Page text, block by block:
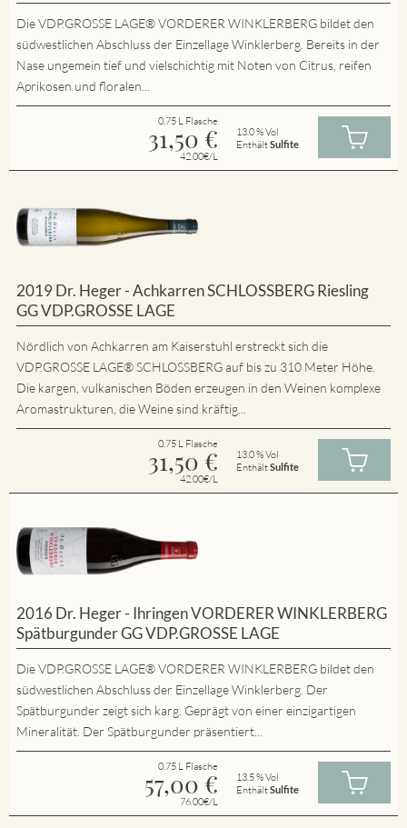
Die VDP.GROSSE LAGE® VORDERER WINKLERBERG bildet den
südwestlichen Abschluss der Einzellage Winklerberg. Bereits in der
Nase ungemein tief und vielschichtig mit Noten von Citrus, reifen
Aprikosen und floralen...
0.75 L Flasche
31,50 €
42.00€/L
13.0 % Vol
EnthältSulfite
2019 Dr. Heger - Achkarren SCHLOSSBERG Riesling
GG VDP.GROSSE LAGE
Nördlich von Achkarren am Kaiserstuhl erstreckt sich die
VDP.GROSSE LAGE® SCHLOSSBERG auf bis zu 310 Meter Höhe.
Die kargen, vulkanischen Böden erzeugen in den Weinen komplexe
Aromastrukturen, die Weine sind kräftig...
0.75 L Flasche
31,50 €
42.00€/L
13.0 % Vol
EnthältSulfite
2016 Dr. Heger - Ihringen VORDERER WINKLERBERG
Spätburgunder GG VDP.GROSSE LAGE
Die VDP.GROSSE LAGE® VORDERER WINKLERBERG bildet den
südwestlichen Abschluss der Einzellage Winklerberg. Der
Spätburgunder zeigt sich karg. Geprägt von einer einzigartigen
Mineralität. Der Spätburgunder präsentiert...
0.75 L Flasche
57,00 €
76.00€/L
13.5 % Vol
EnthältSulfite